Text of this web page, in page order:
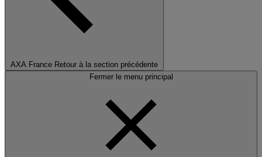
AXA France Retour à la section précédente
Fermer le menu principal